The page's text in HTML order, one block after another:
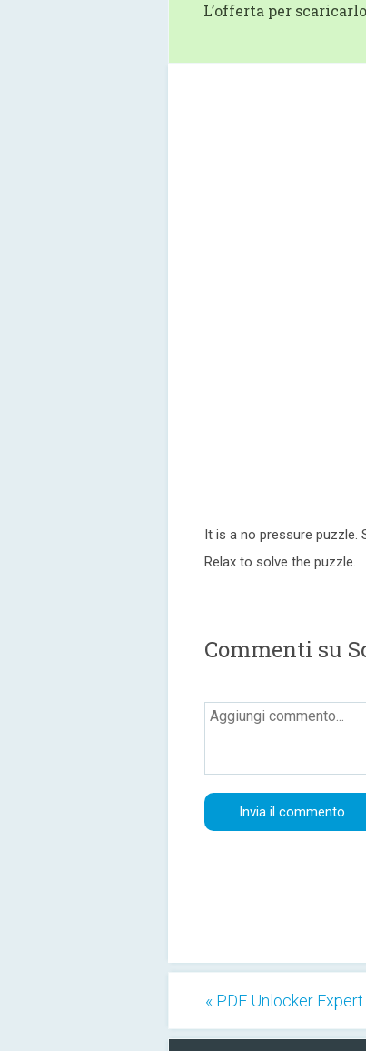
L’offerta per
It is a no pressure puzzle.
Relax to solve the puzzle.
Commenti su
« PDF Unlocker Expert